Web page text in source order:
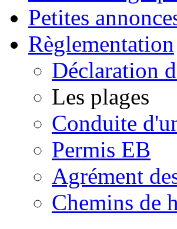
Petites
Règlementation
Déclaration
Les plages
Conduite
Permis EB
Agrément
Chemins de